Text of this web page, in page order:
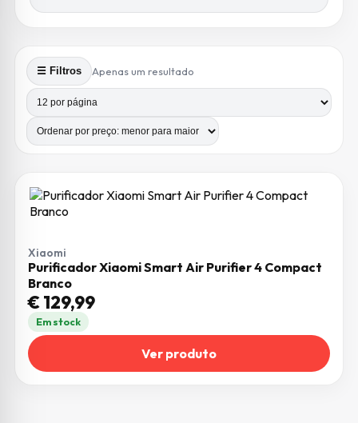
☰ Filtros Apenas um resultado
Produtos por página
Número de colunas
Xiaomi
Purificador Xiaomi Smart Air Purifier 4 Compact
Branco
€129,99
Em stock
Ver produto